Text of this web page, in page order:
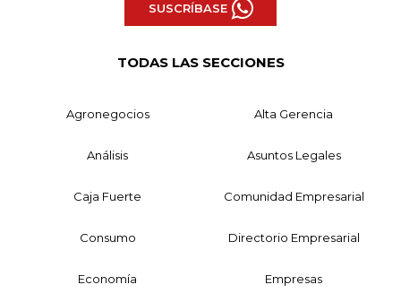
SUSCRÍBASE
TODAS LAS SECCIONES
Agronegocios Alta Gerencia
Análisis Asuntos Legales
Caja Fuerte Comunidad Empresarial
Consumo Directorio Empresarial
Economía Empresas